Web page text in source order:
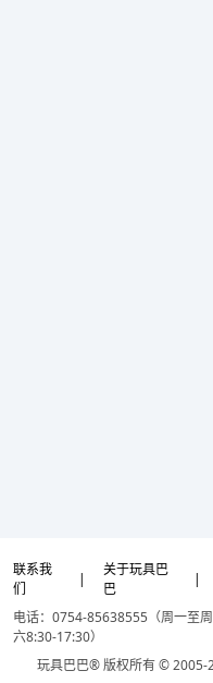
联系我
们
|
关于玩具巴
巴
|
电话：0754-85638555（周一至周
六8:30-17:30）
玩具巴巴® 版权所有 © 2005-